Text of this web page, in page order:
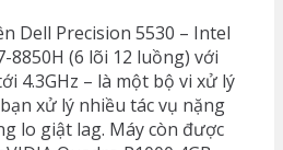
Dell Precision 5530 – Intel
8850H (6 lõi 12 luồng) với
4.3GHz – là một bộ vi xử lý
xử lý nhiều tác vụ nặng
lo giật lag. Máy còn được